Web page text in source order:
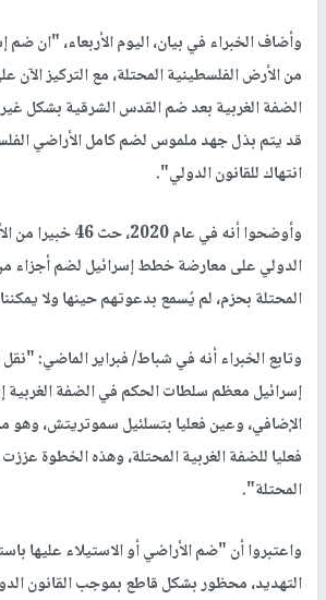
وأضاف الخبراء في بيان، اليوم الأربعاء، "ان ضم
من الأرض الفلسطينية المحتلة، مع التركيز
الضفة الغربية بعد ضم القدس الشرقية بشكل غير
قد يتم بذل جهد ملموس لضم كامل الأراضي
انتهاك للقانون الدولي".
وأوضحوا أنه في عام
الدولي على معارضة خطط إسرائيل لضم أجزاء
المحتلة بحزم، لم يُسمع بدعوتهم حينها ولا
وتابع الخبراء أنه في شباط/ فبراير الماضي: "نقل
إسرائيل معظم سلطات الحكم في الضفة الغربية
الإضافي، وعين فعليا بتسلئيل سموتريتش،
فعليا للضفة الغربية المحتلة، وهذه الخطوة
المحتلة".
واعتبروا أن "ضم الأراضي أو الاستيلاء عليها
التهديد، محظور بشكل قاطع بموجب القانون